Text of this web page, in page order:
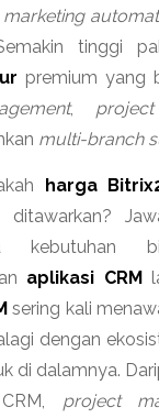
marketing
tinggi
premium yang
,
multi-branch
harga
kebutuhan
aplikasi CRM
sering kali
dengan
di dalamnya.
project